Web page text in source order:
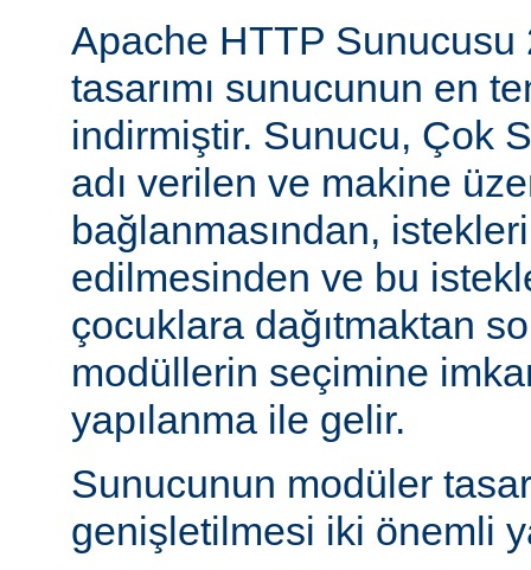
Apache HTTP Sunucusu
tasarımı sunucunun en
indirmiştir. Sunucu, Çok
adı verilen ve makine
bağlanmasından,
edilmesinden ve bu
çocuklara dağıtmaktan
modüllerin seçimine
yapılanma ile gelir.
Sunucunun modüler
genişletilmesi iki önemli